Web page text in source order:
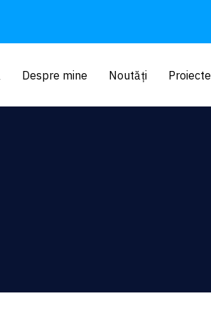
Despre mine Noutăți Proiecte